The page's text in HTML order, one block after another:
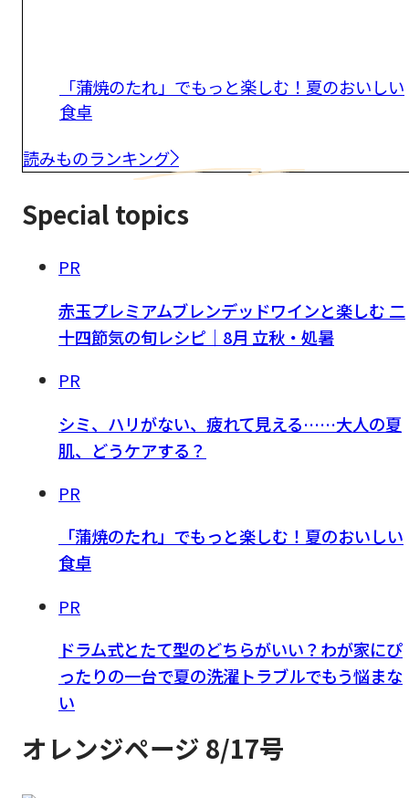
「蒲焼のたれ」でもっと楽しむ！夏のおいしい
食卓
読みものランキング
Special topics
PR
赤玉プレミアムブレンデッドワインと楽しむ 二
十四節気の旬レシピ｜8月 立秋・処暑
PR
シミ、ハリがない、疲れて見える……大人の夏
肌、どうケアする？
PR
「蒲焼のたれ」でもっと楽しむ！夏のおいしい
食卓
PR
ドラム式とたて型のどちらがいい？わが家にぴ
ったりの一台で夏の洗濯トラブルでもう悩まな
い
オレンジページ 8/17号